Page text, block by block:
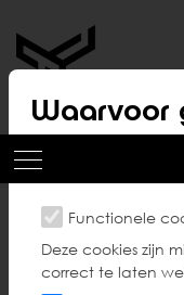
main
content
Waarvoor
cookies?
Functionele
Deze cookies zijn
correct te laten